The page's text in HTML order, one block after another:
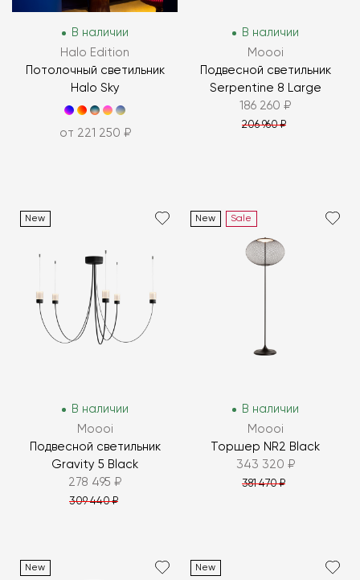
В наличии
Halo Edition
Потолочный светильник
Halo Sky
от 221 250 ₽
В наличии
Moooi
Подвесной светильник
Serpentine 8 Large
186 260 ₽
206 960 ₽
New
В наличии
Moooi
Подвесной светильник
Gravity 5 Black
278 495 ₽
309 440 ₽
New Sale
В наличии
Moooi
Торшер NR2 Black
343 320 ₽
381 470 ₽
New New